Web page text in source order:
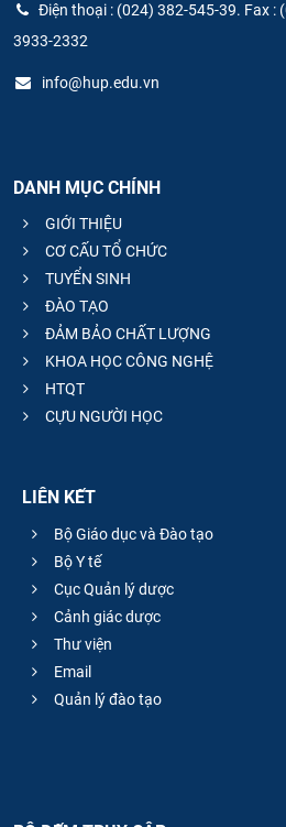
Điện thoại : (024) 382-545-39. Fax :
3933-2332
info@hup.edu.vn
DANH MỤC CHÍNH
GIỚI THIỆU
CƠ CẤU TỔ CHỨC
TUYỂN SINH
ĐÀO TẠO
ĐẢM BẢO CHẤT LƯỢNG
KHOA HỌC CÔNG NGHỆ
HTQT
CỰU NGƯỜI HỌC
LIÊN KẾT
Bộ Giáo dục và Đào tạo
Bộ Y tế
Cục Quản lý dược
Cảnh giác dược
Thư viện
Email
Quản lý đào tạo